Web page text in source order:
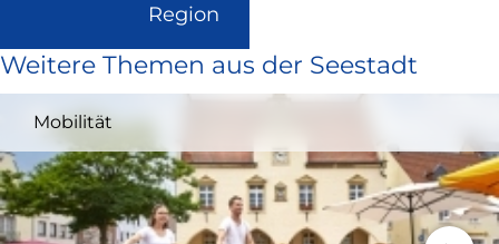
Region
extern
und
in
neuem
Fenster)
Weitere Themen aus der Seestadt
Mobilität